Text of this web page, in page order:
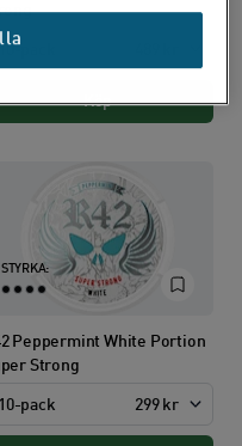
10-pack
Köp
STYRKA:
Peppermint White Portion
Strong
10-pack 299 kr